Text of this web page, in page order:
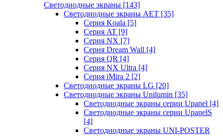
Светодиодные экраны [143]
Светодиодные экраны AET [35]
Cерия Koala [5]
Серия AT [9]
Серия NX [7]
Серия Dream Wall [4]
Серия QR [4]
Серия NX Ultra [4]
Серия iMira 2 [2]
Светодиодные экраны LG [20]
Светодиодные экраны Unilumin [35]
Светодиодные экраны серии Upanel [4]
Светодиодные экраны серии UpanelS
[4]
Светодиодные экраны UNI-POSTER